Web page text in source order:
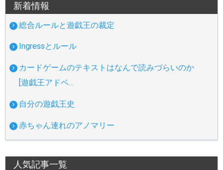
新着情報
総合ルールと遊戯王の裁定
Ingressとルール
カードゲームのテキストはなんで読みづらいのか
[遊戯王アドベ…
自分の遊戯王史
赤ちゃん連れのアノマリー
人気記事一覧